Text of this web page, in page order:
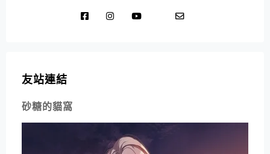
友站連結
砂糖的貓窩